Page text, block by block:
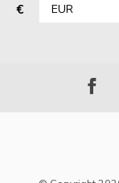
€